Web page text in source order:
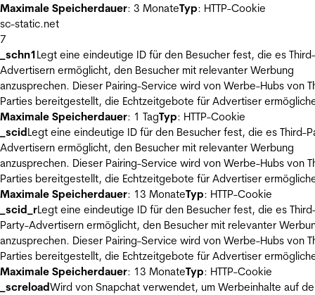
Maximale Speicherdauer: 3 MonateTyp: HTTP-Cookie
sc-static.net
7
_schn1Legt eine eindeutige ID für den Besucher fest, die es
Advertisern ermöglicht, den Besucher mit relevanter Werbung
anzusprechen. Dieser Pairing-Service wird von Werbe-Hubs von
Parties bereitgestellt, die Echtzeitgebote für Advertiser
Maximale Speicherdauer: 1 TagTyp: HTTP-Cookie
_scidLegt eine eindeutige ID für den Besucher fest, die es Third-
Advertisern ermöglicht, den Besucher mit relevanter Werbung
anzusprechen. Dieser Pairing-Service wird von Werbe-Hubs von
Parties bereitgestellt, die Echtzeitgebote für Advertiser
Maximale Speicherdauer: 13 MonateTyp: HTTP-Cookie
_scid_rLegt eine eindeutige ID für den Besucher fest, die es
Party-Advertisern ermöglicht, den Besucher mit relevanter
anzusprechen. Dieser Pairing-Service wird von Werbe-Hubs von
Parties bereitgestellt, die Echtzeitgebote für Advertiser
Maximale Speicherdauer: 13 MonateTyp: HTTP-Cookie
_screloadWird von Snapchat verwendet, um Werbeinhalte auf